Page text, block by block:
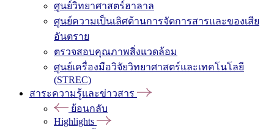
ศูนย์วิทยาศาสตร์ฮาลาล
ศูนย์ความเป็นเลิศด้านการจัดการสารและของเสีย
อันตราย
ตรวจสอบคุณภาพสิ่งแวดล้อม
ศูนย์เครื่องมือวิจัยวิทยาศาสตร์และเทคโนโลยี
(STREC)
สาระความรู้และข่าวสาร
ย้อนกลับ
Highlights